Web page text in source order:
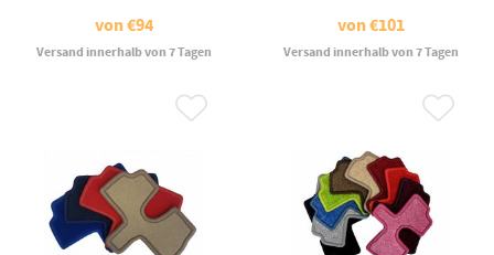
von€94
Versand innerhalb von 7 Tagen
von€101
Versand innerhalb von 7 Tagen